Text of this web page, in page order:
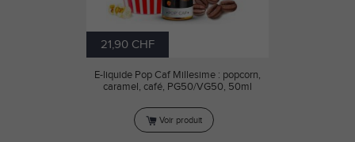
21,90 CHF
E-liquide Pop Caf Millesime : popcorn,
caramel, café, PG50/VG50, 50ml
Voir produit